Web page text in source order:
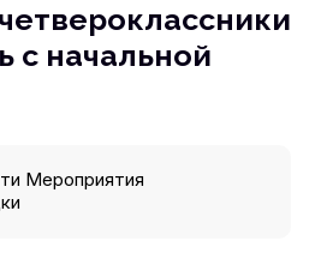
с начальной
Мероприятия